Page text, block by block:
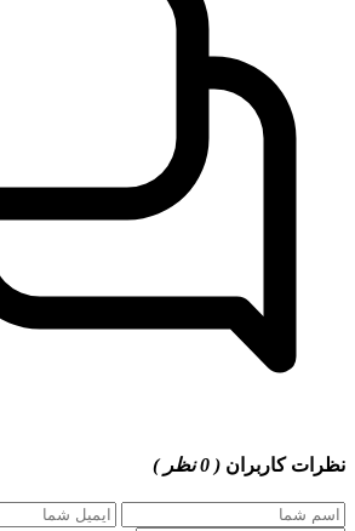
نظرات کاربران ( 0 نظر )